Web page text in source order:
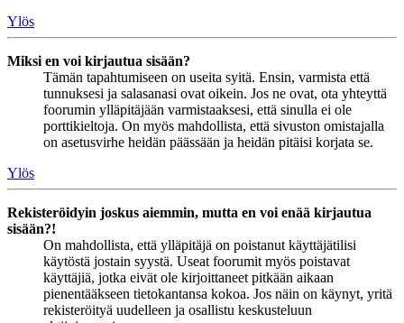
Ylös
Miksi en voi kirjautua sisään?
Tämän tapahtumiseen on useita syitä. Ensin, varmista että
tunnuksesi ja salasanasi ovat oikein. Jos ne ovat, ota yhteyttä
foorumin ylläpitäjään varmistaaksesi, että sinulla ei ole
porttikieltoja. On myös mahdollista, että sivuston omistajalla
on asetusvirhe heidän päässään ja heidän pitäisi korjata se.
Ylös
Rekisteröidyin joskus aiemmin, mutta en voi enää kirjautua
sisään?!
On mahdollista, että ylläpitäjä on poistanut käyttäjätilisi
käytöstä jostain syystä. Useat foorumit myös poistavat
käyttäjiä, jotka eivät ole kirjoittaneet pitkään aikaan
pienentääkseen tietokantansa kokoa. Jos näin on käynyt, yritä
rekisteröityä uudelleen ja osallistu keskusteluun